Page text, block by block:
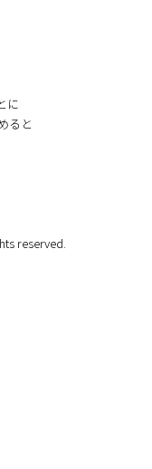
に
ると
reserved.